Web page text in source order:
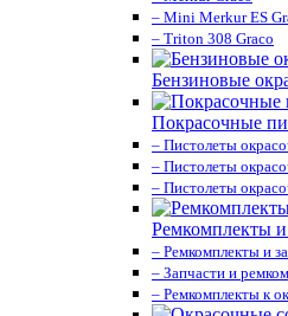
– Mini Merkur ES
– Triton 308 Graco
Бензиновые
Покрасочные
– Пистолеты
– Пистолеты
– Пистолеты
Ремкомплекты
– Ремкомплекты и
– Запчасти и
– Ремкомплекты к